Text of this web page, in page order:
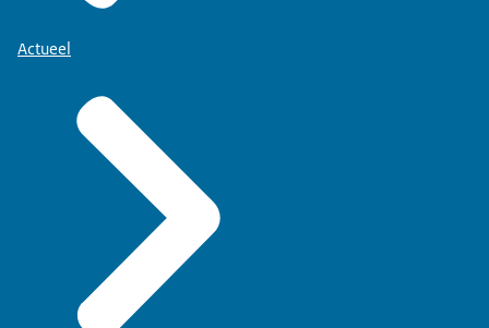
Actueel